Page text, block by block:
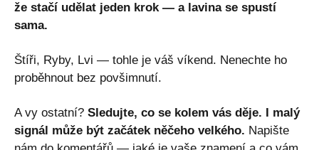
že stačí udělat jeden krok — a lavina se spustí
sama.
Štíři, Ryby, Lvi — tohle je váš víkend. Nenechte ho
proběhnout bez povšimnutí.
A vy ostatní? Sledujte, co se kolem vás děje. I malý
signál může být začátek něčeho velkého. Napište